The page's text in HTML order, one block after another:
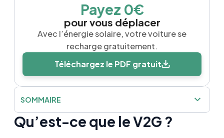
Qu’est-ce que le V2G ?
Payez 0€
pour vous déplacer
Avec l’énergie solaire, votre voiture se
recharge gratuitement.
Téléchargez le PDF gratuit
SOMMAIRE
Qu’est-ce que le V2G ?